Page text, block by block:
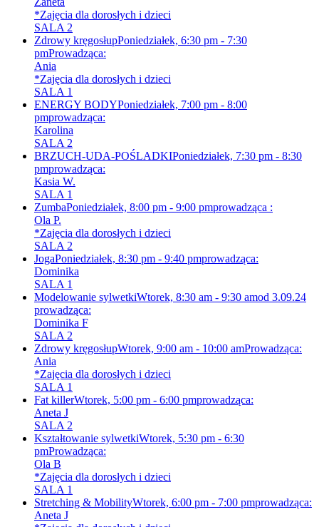
*Zajęcia dla dorosłych i dzieci
SALA 2
Zdrowy kręgosłupPoniedziałek, 6:30 pm - 7:30
pmProwadząca:
Ania
*Zajęcia dla dorosłych i dzieci
SALA 1
ENERGY BODYPoniedziałek, 7:00 pm - 8:00
pmprowadząca:
Karolina
SALA 2
BRZUCH-UDA-POŚLADKIPoniedziałek, 7:30 pm - 8:30
pmprowadząca:
Kasia W.
SALA 1
ZumbaPoniedziałek, 8:00 pm - 9:00 pmprowadząca :
Ola P.
*Zajęcia dla dorosłych i dzieci
SALA 2
JogaPoniedziałek, 8:30 pm - 9:40 pmprowadząca:
Dominika
SALA 1
Modelowanie sylwetkiWtorek, 8:30 am - 9:30 amod 3.09.24
prowadząca:
Dominika F
SALA 2
Zdrowy kręgosłupWtorek, 9:00 am - 10:00 amProwadząca:
Ania
*Zajęcia dla dorosłych i dzieci
SALA 1
Fat killerWtorek, 5:00 pm - 6:00 pmprowadząca:
Aneta J
SALA 2
Kształtowanie sylwetkiWtorek, 5:30 pm - 6:30
pmProwadząca:
Ola B
*Zajęcia dla dorosłych i dzieci
SALA 1
Stretching & MobilityWtorek, 6:00 pm - 7:00 pmprowadząca:
Aneta J